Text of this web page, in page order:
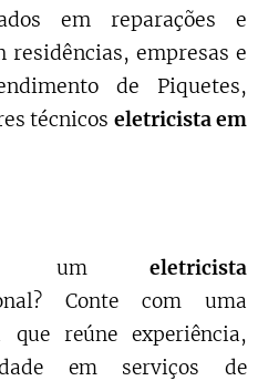
em reparações e
residências, empresas e
de Piquetes,
técnicos eletricista em
um eletricista
Conte com uma
que reúne experiência,
em serviços de